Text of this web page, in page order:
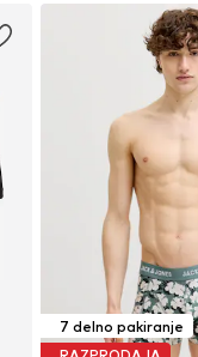
7 delno pakiranje